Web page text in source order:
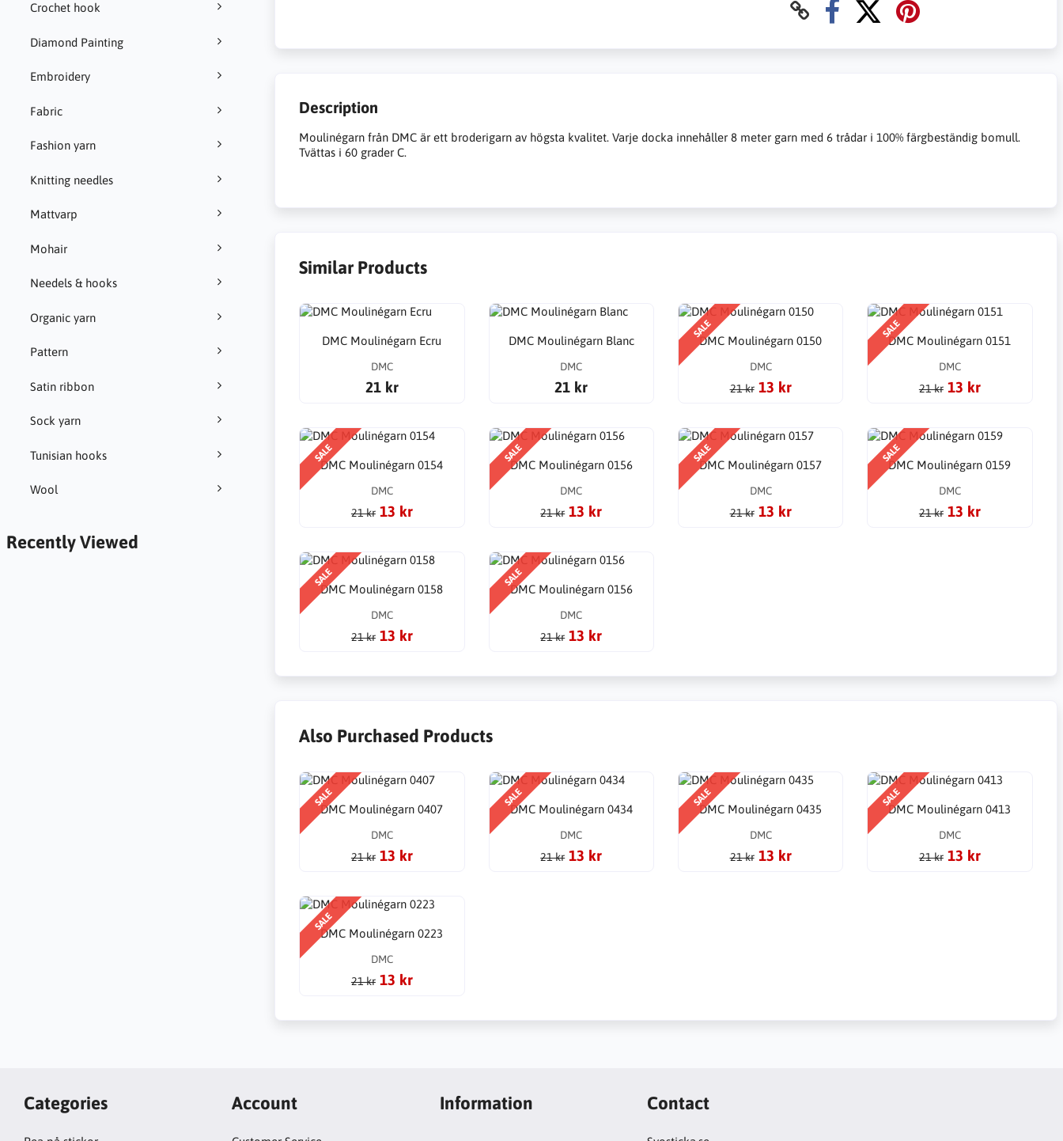
Crochet hook
Diamond Painting
Embroidery
Fabric
Fashion yarn
Knitting needles
Mattvarp
Mohair
Needels & hooks
Organic yarn
Pattern
Satin ribbon
Sock yarn
Tunisian hooks
Wool
Recently Viewed
Description
Moulinégarn från DMC är ett broderigarn av högsta kvalitet. Varje docka innehåller 8 meter garn med 6 trådar i 100% färgbeständig bomull.
Tvättas i 60 grader C.
Similar Products
DMC Moulinégarn Ecru
DMC
21 kr
DMC Moulinégarn Blanc
DMC
21 kr
SALE
DMC Moulinégarn 0150
DMC
21 kr 13 kr
SALE
DMC Moulinégarn 0151
DMC
21 kr 13 kr
SALE
DMC Moulinégarn 0154
DMC
21 kr 13 kr
SALE
DMC Moulinégarn 0156
DMC
21 kr 13 kr
SALE
DMC Moulinégarn 0157
DMC
21 kr 13 kr
SALE
DMC Moulinégarn 0159
DMC
21 kr 13 kr
SALE
DMC Moulinégarn 0158
DMC
21 kr 13 kr
SALE
DMC Moulinégarn 0156
DMC
21 kr 13 kr
Also Purchased Products
SALE
DMC Moulinégarn 0407
DMC
21 kr 13 kr
SALE
DMC Moulinégarn 0434
DMC
21 kr 13 kr
SALE
DMC Moulinégarn 0435
DMC
21 kr 13 kr
SALE
DMC Moulinégarn 0413
DMC
21 kr 13 kr
SALE
DMC Moulinégarn 0223
DMC
21 kr 13 kr
Categories Account Information Contact